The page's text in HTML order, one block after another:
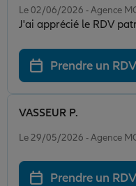
Le 02/06/2026 - Agence
J'ai apprécié le RDV
Prendre un RDV
Le 29/05/2026 - Agence
VASSEUR P.
Prendre un RDV